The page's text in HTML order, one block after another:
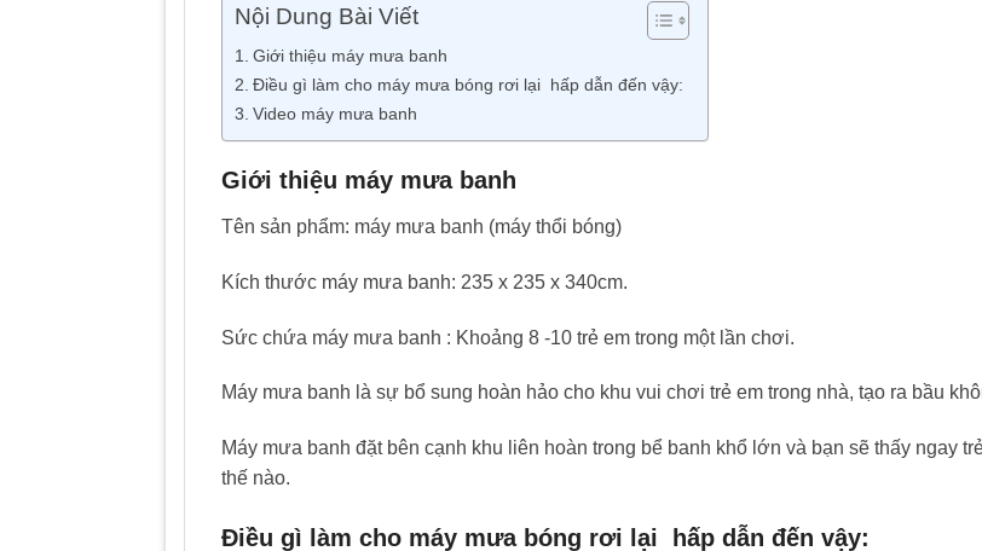
Nội Dung Bài Viết
Giới thiệu máy mưa banh
Điều gì làm cho máy mưa bóng rơi lại hấp dẫn đến vậy:
Video máy mưa banh
Giới thiệu máy mưa banh
Tên sản phẩm: máy mưa banh (máy thổi bóng)
Kích thước máy mưa banh: 235 x 235 x 340cm.
Sức chứa máy mưa banh : Khoảng 8 -10 trẻ em trong một lần chơi.
Máy mưa banh là sự bổ sung hoàn hảo cho khu vui chơi trẻ em trong nhà, tạo ra bầu
Máy mưa banh đặt bên cạnh khu liên hoàn trong bể banh khổ lớn và bạn sẽ thấy ngay
thế nào.
Điều gì làm cho máy mưa bóng rơi lại hấp dẫn đến vậy: